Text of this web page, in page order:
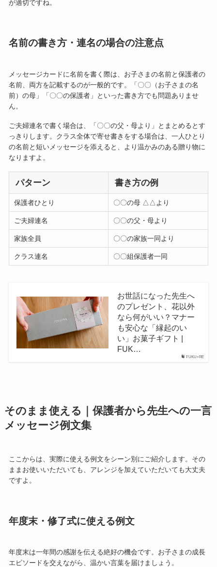
が適切ですね。
名前の書き方・連名の場合の注意点
メッセージカードに名前を書く際は、お子さまの名前と保護者の
名前、両方を記載するのが一般的です。「〇〇（お子さまの名
前）の母」「〇〇の保護者」といった書き方でも問題ありませ
ん。
ご夫婦連名で書く場合は、「〇〇の父・母より」とまとめるとす
っきりします。クラス全体で寄せ書きをする場合は、一人ひとり
の名前と短いメッセージを添えると、より温かみのある贈り物に
なりますよ。
パターン 書き方の例
保護者ひとり 〇〇の母 △△より
ご夫婦連名 〇〇の父・母より
家族全員 〇〇の家族一同より
クラス連名 〇〇組保護者一同
FUKU+RE
お世話になった先生へ
のプレゼント、花以外
なら何がいい？マナー
も安心な「縁起のい
い」お菓子ギフト |
FUK…
そのまま使える｜保護者から先生への一言
メッセージ例文集
ここからは、実際に使える例文をシーン別にご紹介します。その
ままお使いいただいても、アレンジを加えていただいても大丈夫
ですよ。
年度末・修了式に使える例文
年度末は一年間の感謝を伝える絶好の機会です。お子さまの成長
エピソードを交えながら、温かい言葉を届けましょう。